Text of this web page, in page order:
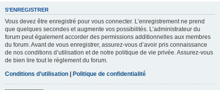
S’ENREGISTRER
Vous devez être enregistré pour vous connecter. L’enregistrement ne prend
que quelques secondes et augmente vos possibilités. L’administrateur du
forum peut également accorder des permissions additionnelles aux membres
du forum. Avant de vous enregistrer, assurez-vous d’avoir pris connaissance
de nos conditions d’utilisation et de notre politique de vie privée. Assurez-vous
de bien lire tout le règlement du forum.
Conditions d’utilisation | Politique de confidentialité